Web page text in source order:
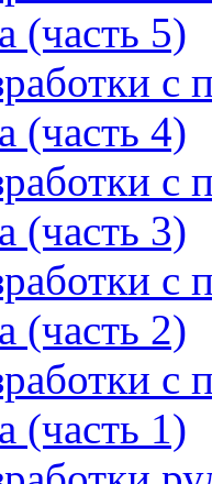
(часть 5)
с
(часть 4)
с
(часть 3)
с
(часть 2)
с
(часть 1)